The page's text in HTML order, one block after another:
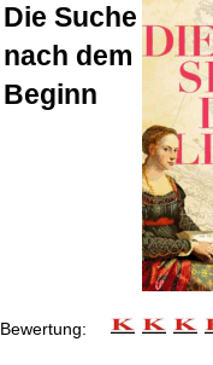
Die Suche
nach dem
Beginn
Bewertung: